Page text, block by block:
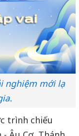
nghiệm mới lạ
trình chiếu